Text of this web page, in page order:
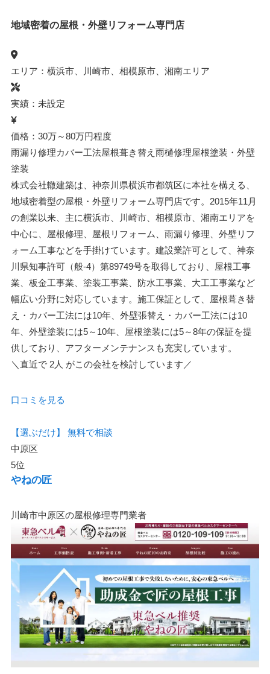
地域密着の屋根・外壁リフォーム専門店
エリア：横浜市、川崎市、相模原市、湘南エリア
実績：未設定
価格：30万～80万円程度
雨漏り修理カバー工法屋根葺き替え 雨樋修理屋根塗装・外壁
塗装
株式会社轍建築は、神奈川県横浜市都筑区に本社を構える、
地域密着型の屋根・外壁リフォーム専門店です。2015年11月
の創業以来、主に横浜市、川崎市、相模原市、湘南エリアを
中心に、屋根修理、屋根リフォーム、雨漏り修理、外壁リフ
ォーム工事などを手掛けています。建設業許可として、神奈
川県知事許可（般-4）第89749号を取得しており、屋根工事
業、板金工事業、塗装工事業、防水工事業、大工工事業など
幅広い分野に対応しています。施工保証として、屋根葺き替
え・カバー工法には10年、外壁張替え・カバー工法には10
年、外壁塗装には5～10年、屋根塗装には5～8年の保証を提
供しており、アフターメンテナンスも充実しています。
＼直近で 2人 がこの会社を検討しています／
口コミを見る
【選ぶだけ】
無料で相談
中原区
5位
やねの匠
川崎市中原区の屋根修理専門業者